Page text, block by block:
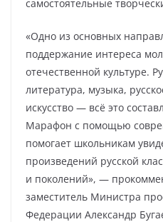
самостоятельные
«Одно из основных
поддержание интереса
отечественной культуре.
литература, музыка,
искусство — всё это
Марафон с помощью
помогает школьникам
произведений русской
и поколений», —
заместитель Министра
Федерации Александр